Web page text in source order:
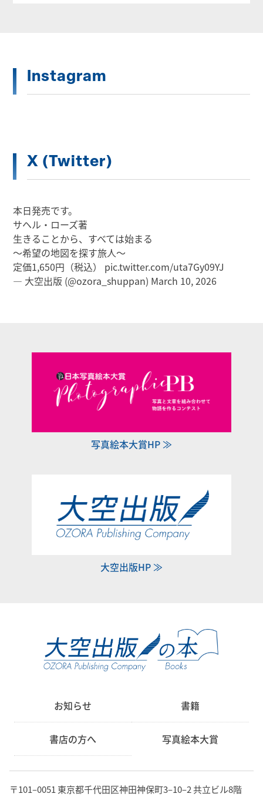
Instagram
X (Twitter)
本日発売です。
サヘル・ローズ著
生きることから、すべては始まる
～希望の地図を探す旅人～
定価1,650円（税込） pic.twitter.com/uta7Gy09YJ
— 大空出版 (@ozora_shuppan) March 10, 2026
写真絵本大賞HP ≫
大空出版HP ≫
お知らせ 書籍
書店の方へ 写真絵本大賞
〒101‒0051 東京都千代田区神田神保町3‒10‒2 共立ビル8階